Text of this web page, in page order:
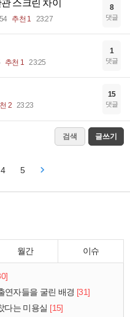
스크린 차이
추천 1 23:27
8
댓글
추천 1 23:25
1
댓글
2 23:23
15
댓글
검색 글쓰기
4 5
월간 이슈
연자들을 굴린 배경 [31]
다는 미용실 [15]